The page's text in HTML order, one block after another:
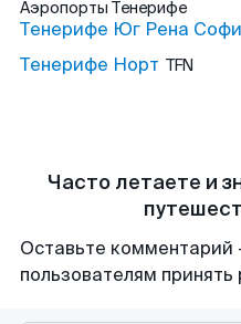
Аэропорты Тенерифе
Тенерифе Юг Рена
Тенерифе Норт TFN
Часто летаете и
Оставьте
пользователям